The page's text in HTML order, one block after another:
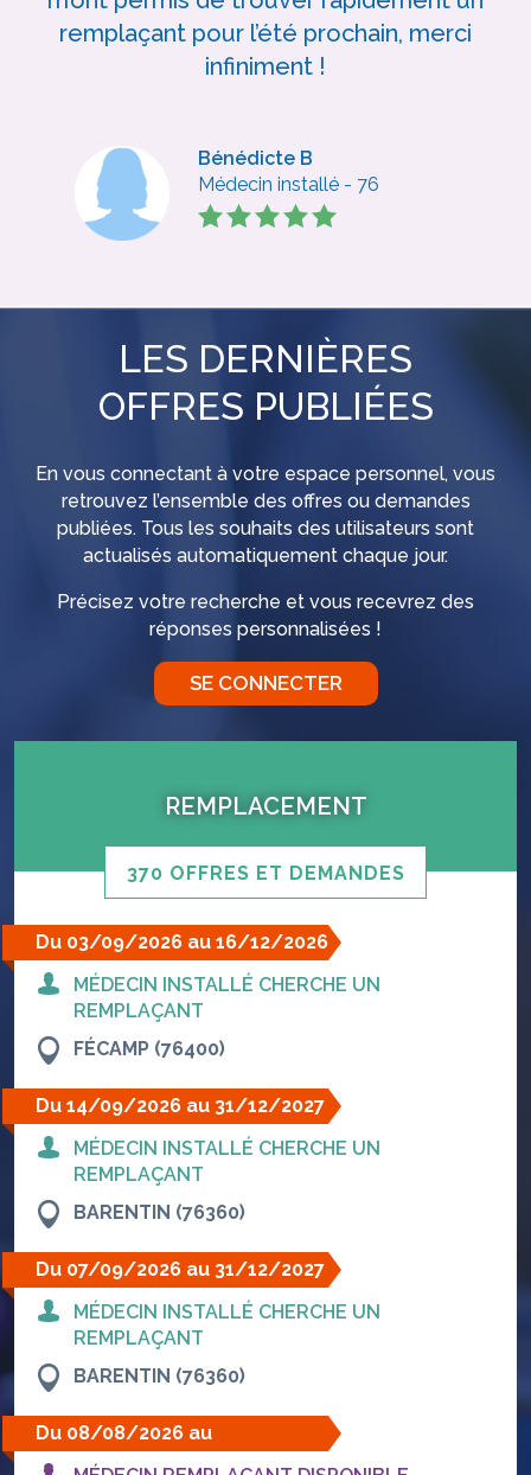
remplaçant pour l’été prochain, merci
infiniment !
Bénédicte B
Médecin installé - 76
LES DERNIÈRES
OFFRES PUBLIÉES
En vous connectant à votre espace personnel, vous
retrouvez l’ensemble des offres ou demandes
publiées. Tous les souhaits des utilisateurs sont
actualisés automatiquement chaque jour.
Précisez votre recherche et vous recevrez des
réponses personnalisées !
SE CONNECTER
REMPLACEMENT
370 OFFRES ET DEMANDES
Du 03/09/2026 au 16/12/2026
MÉDECIN INSTALLÉ CHERCHE UN
REMPLAÇANT
FÉCAMP (76400)
Du 14/09/2026 au 31/12/2027
MÉDECIN INSTALLÉ CHERCHE UN
REMPLAÇANT
BARENTIN (76360)
Du 07/09/2026 au 31/12/2027
MÉDECIN INSTALLÉ CHERCHE UN
REMPLAÇANT
BARENTIN (76360)
Du 08/08/2026 au
30/09/2026